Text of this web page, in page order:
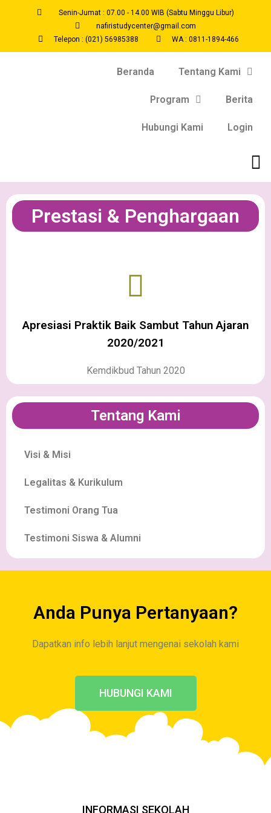
Senin-Jumat : 07.00 - 14.00 WIB (Sabtu Minggu Libur)
nafiristudycenter@gmail.com
Telepon : (021) 56985388
WA : 0811-1894-466
Beranda Tentang Kami
Program Berita
Hubungi Kami Login
Tentang Kami
Visi & Misi
Legalitas & Kurikulum
Testimoni Orang Tua
Testimoni Siswa & Alumni
Prestasi & Penghargaan
Apresiasi Praktik Baik Sambut Tahun Ajaran
2020/2021
Kemdikbud Tahun 2020
Anda Punya Pertanyaan?
Dapatkan info lebih lanjut mengenai sekolah kami
HUBUNGI KAMI
INFORMASI SEKOLAH